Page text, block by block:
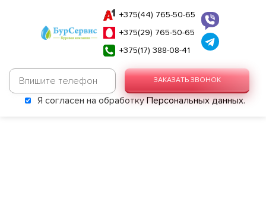
+375(44) 765-50-65
+375(29) 765-50-65
+375(17) 388-08-41
ЗАКАЗАТЬ ЗВОНОК
Я согласен на обработкуПерсональных данных.